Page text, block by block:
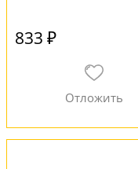
833 ₽